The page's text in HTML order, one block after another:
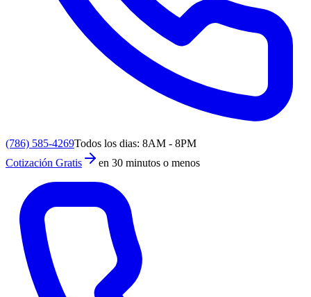
(786) 585-4269Todos los dias: 8AM - 8PM
Cotización Gratis
en 30 minutos o menos